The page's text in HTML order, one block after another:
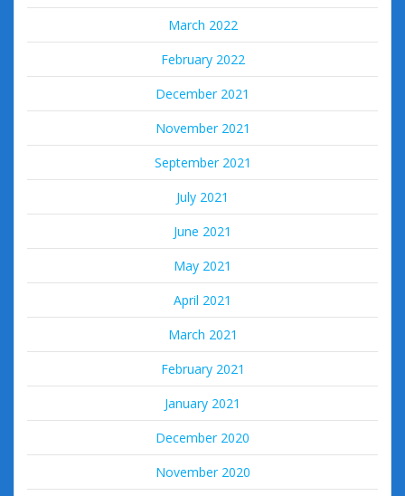
March 2022
February 2022
December 2021
November 2021
September 2021
July 2021
June 2021
May 2021
April 2021
March 2021
February 2021
January 2021
December 2020
November 2020